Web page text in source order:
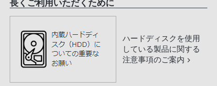
長くご利用いただくために
ハードディスクを使用
している製品に関する
注意事項のご案内